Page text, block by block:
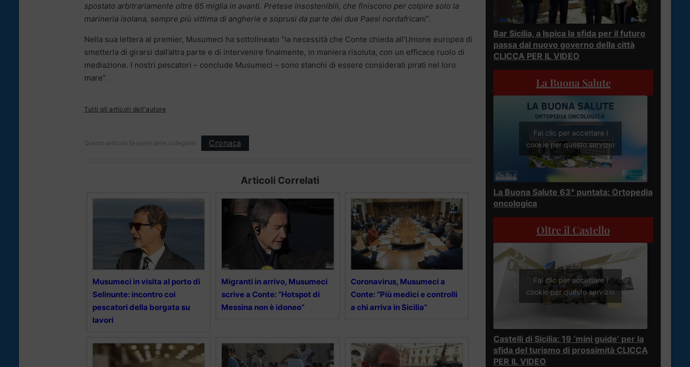
spostato arbitrariamente oltre 65 miglia in avanti. Pretese insostenibili, che finiscono per colpire solo la
marineria isolana, sempre più vittima di angherie e soprusi da parte dei due Paesi nordafricani”.
Nella sua lettera al premier, Musumeci ha sottolineato “la necessità che Conte chieda all’Unione europea di
smetterla di girarsi dall’altra parte e di intervenire finalmente, in maniera risoluta, con un efficace ruolo di
mediazione. I nostri pescatori – conclude Musumeci – sono stanchi di essere considerati pirati nel loro
mare”.
Tutti gli articoli dell'autore
Questo articolo fa parte delle categorie: Cronaca
Articoli Correlati
Musumeci in visita al porto di
Selinunte: incontro coi
pescatori della borgata su
lavori
Migranti in arrivo, Musumeci
scrive a Conte: “Hotspot di
Messina non è idoneo”
Coronavirus, Musumeci a
Conte: “Più medici e controlli
a chi arriva in Sicilia”
Bar Sicilia, a Ispica la sfida per il futuro
passa dal nuovo governo della città
CLICCA PER IL VIDEO
La Buona Salute
Fai clic per accettare i
cookie per questo servizio
La Buona Salute 63° puntata: Ortopedia
oncologica
Oltre il Castello
Fai clic per accettare i
cookie per questo servizio
Castelli di Sicilia: 19 ‘mini guide’ per la
sfida del turismo di prossimità CLICCA
PER IL VIDEO